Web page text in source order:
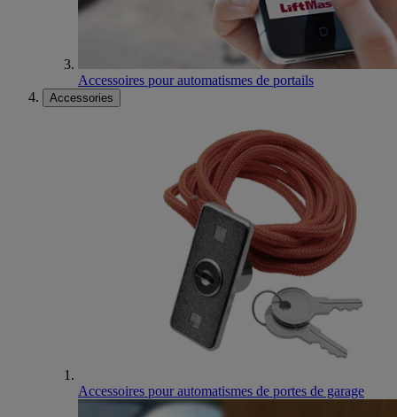
Accessoires pour automatismes de portails
Accessories
Accessoires pour automatismes de portes de garage